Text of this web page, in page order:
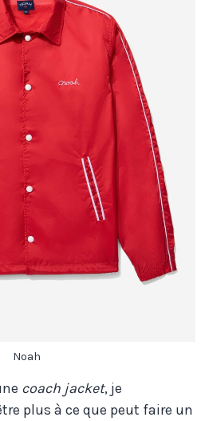
Noah
coach jacket, je
plus à ce que peut faire un